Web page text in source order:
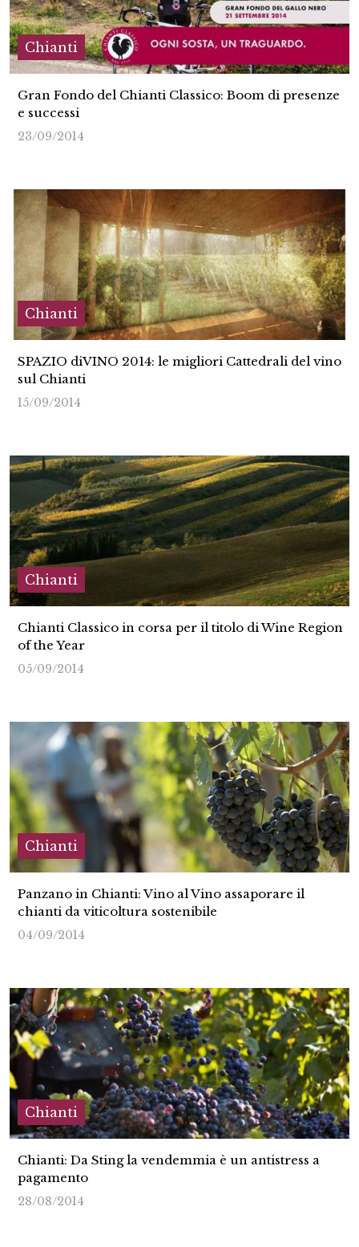
Chianti
Gran Fondo del Chianti Classico: Boom di presenze
e successi
23/09/2014
Chianti
SPAZIO diVINO 2014: le migliori Cattedrali del vino
sul Chianti
15/09/2014
Chianti
Chianti Classico in corsa per il titolo di Wine Region
of the Year
05/09/2014
Chianti
Panzano in Chianti: Vino al Vino assaporare il
chianti da viticoltura sostenibile
04/09/2014
Chianti
Chianti: Da Sting la vendemmia è un antistress a
pagamento
28/08/2014